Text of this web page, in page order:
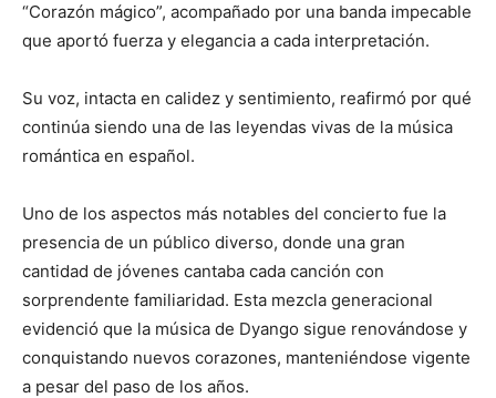
“Corazón mágico”, acompañado por una banda impecable
que aportó fuerza y elegancia a cada interpretación.
Su voz, intacta en calidez y sentimiento, reafirmó por qué
continúa siendo una de las leyendas vivas de la música
romántica en español.
Uno de los aspectos más notables del concierto fue la
presencia de un público diverso, donde una gran
cantidad de jóvenes cantaba cada canción con
sorprendente familiaridad. Esta mezcla generacional
evidenció que la música de Dyango sigue renovándose y
conquistando nuevos corazones, manteniéndose vigente
a pesar del paso de los años.